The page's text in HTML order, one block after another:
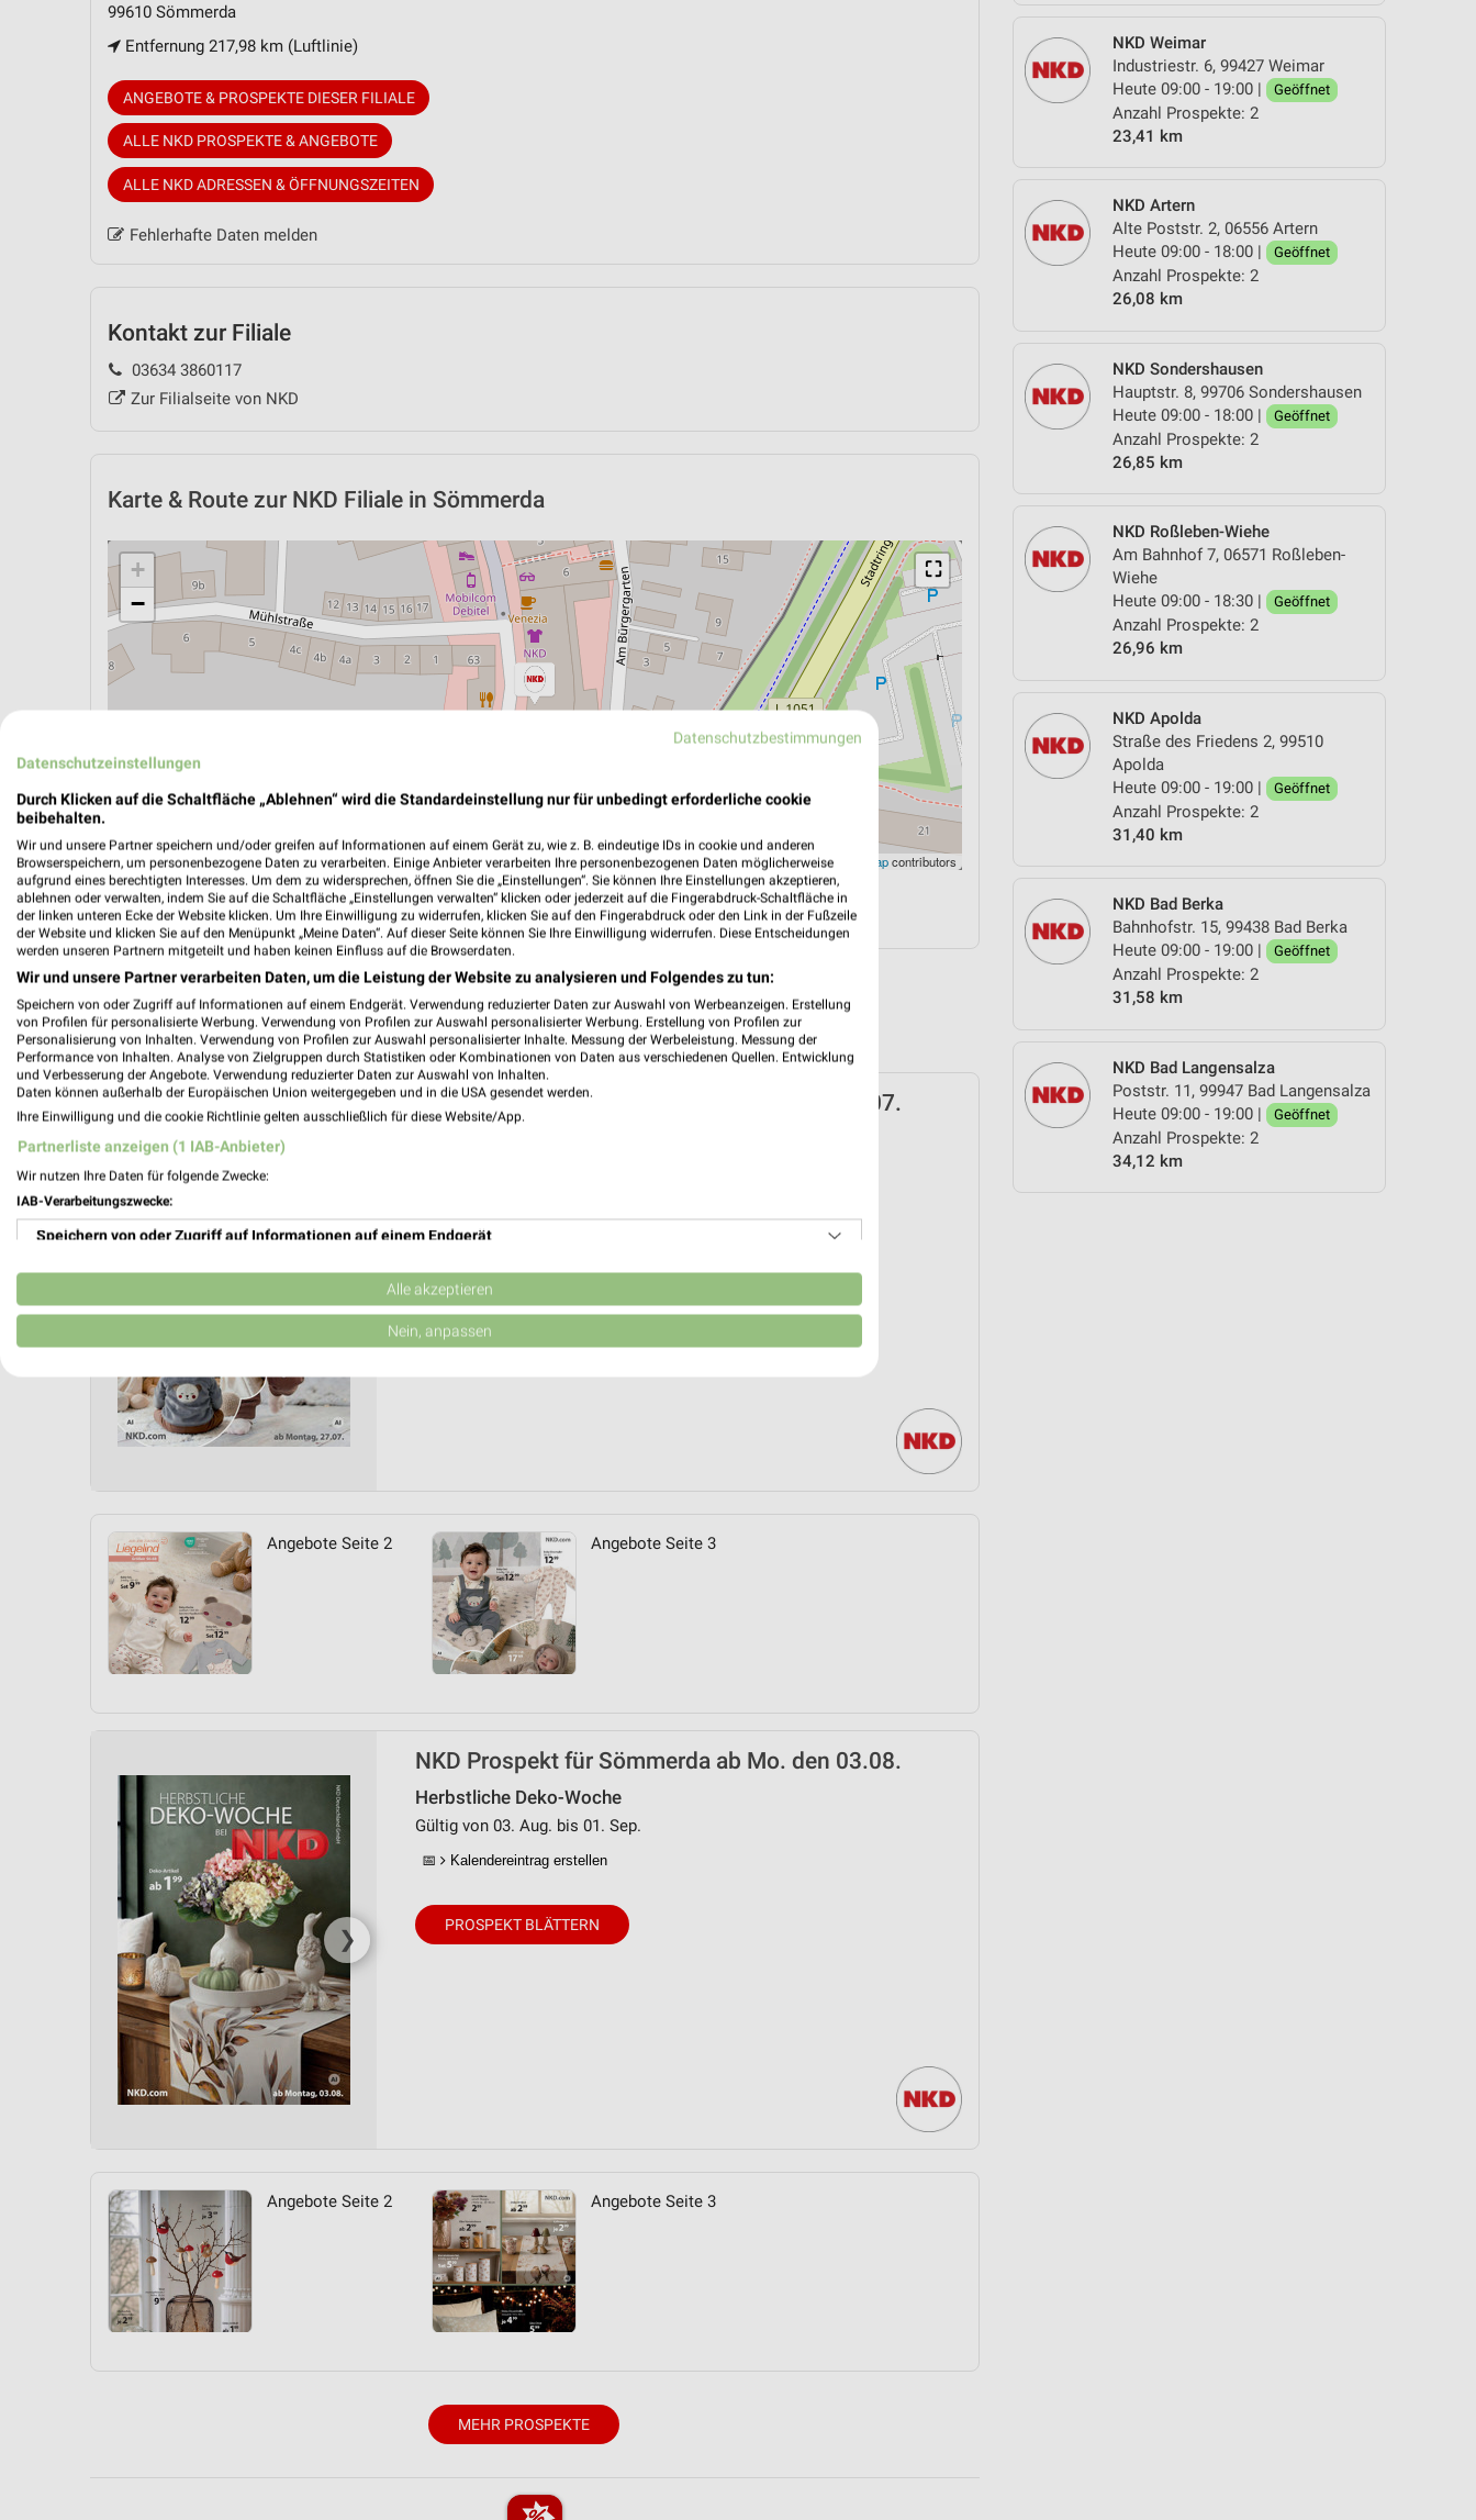
NKD Weimar
Industriestr. 6, 99427 Weimar
Heute 09:00 - 19:00 |
Geöffnet
Anzahl Prospekte: 2
23,41 km
NKD Artern
Alte Poststr. 2, 06556 Artern
Heute 09:00 - 18:00 |
Geöffnet
Anzahl Prospekte: 2
26,08 km
NKD Sondershausen
Hauptstr. 8, 99706 Sondershausen
Heute 09:00 - 18:00 |
Geöffnet
Anzahl Prospekte: 2
26,85 km
NKD Roßleben-Wiehe
Am Bahnhof 7, 06571 Roßleben-
Wiehe
Heute 09:00 - 18:30 |
Geöffnet
Anzahl Prospekte: 2
26,96 km
NKD Apolda
Straße des Friedens 2, 99510
Apolda
Heute 09:00 - 19:00 |
Geöffnet
Anzahl Prospekte: 2
31,40 km
NKD Bad Berka
Bahnhofstr. 15, 99438 Bad Berka
Heute 09:00 - 19:00 |
Geöffnet
Anzahl Prospekte: 2
31,58 km
NKD Bad Langensalza
Poststr. 11, 99947 Bad Langensalza
Heute 09:00 - 19:00 |
Geöffnet
Anzahl Prospekte: 2
34,12 km
99610 Sömmerda
Entfernung 217,98 km (Luftlinie)
ANGEBOTE & PROSPEKTE DIESER FILIALE
ALLE NKD PROSPEKTE & ANGEBOTE
ALLE NKD ADRESSEN & ÖFFNUNGSZEITEN
Fehlerhafte Daten melden
Kontakt zur Filiale
03634 3860117
Zur Filialseite von NKD
Karte & Route zur NKD Filiale in Sömmerda
⛶
+
−
Leaflet|©OpenStreetMapcontributors
ÖPNV ANZEIGEN LADESÄULEN ANZEIGEN NAVIGATION MIT GOOGLE/IOS MAPS
Aktuelle Angebote in dieser Filiale
Anzahl Prospekte: 2
Letztes Prospektupdate: vor 10 Tagen
❯
NKD Prospekt für Sömmerda ab Mo. den 27.07.
Angebote Seite 2 Angebote Seite 3
❯
NKD Prospekt für Sömmerda ab Mo. den 03.08.
Herbstliche Deko-Woche
Gültig von 03. Aug. bis 01. Sep.
📅 Kalendereintrag erstellen
PROSPEKT BLÄTTERN
Angebote Seite 2 Angebote Seite 3
MEHR PROSPEKTE
Datenschutzbestimmungen
Datenschutzeinstellungen
Durch Klicken auf die Schaltfläche „Ablehnen“ wird die Standardeinstellung nur für unbedingt erforderliche cookie
beibehalten.
Wir und unsere Partner speichern und/oder greifen auf Informationen auf einem Gerät zu, wie z. B. eindeutige IDs in cookie und anderen
Browserspeichern, um personenbezogene Daten zu verarbeiten. Einige Anbieter verarbeiten Ihre personenbezogenen Daten möglicherweise
aufgrund eines berechtigten Interesses. Um dem zu widersprechen, öffnen Sie die „Einstellungen“. Sie können Ihre Einstellungen akzeptieren,
ablehnen oder verwalten, indem Sie auf die Schaltfläche „Einstellungen verwalten“ klicken oder jederzeit auf die Fingerabdruck-Schaltfläche in
der linken unteren Ecke der Website klicken. Um Ihre Einwilligung zu widerrufen, klicken Sie auf den Fingerabdruck oder den Link in der Fußzeile
der Website und klicken Sie auf den Menüpunkt „Meine Daten“. Auf dieser Seite können Sie Ihre Einwilligung widerrufen. Diese Entscheidungen
werden unseren Partnern mitgeteilt und haben keinen Einfluss auf die Browserdaten.
Wir und unsere Partner verarbeiten Daten, um die Leistung der Website zu analysieren und Folgendes zu tun:
Speichern von oder Zugriff auf Informationen auf einem Endgerät. Verwendung reduzierter Daten zur Auswahl von Werbeanzeigen. Erstellung
von Profilen für personalisierte Werbung. Verwendung von Profilen zur Auswahl personalisierter Werbung. Erstellung von Profilen zur
Personalisierung von Inhalten. Verwendung von Profilen zur Auswahl personalisierter Inhalte. Messung der Werbeleistung. Messung der
Performance von Inhalten. Analyse von Zielgruppen durch Statistiken oder Kombinationen von Daten aus verschiedenen Quellen. Entwicklung
und Verbesserung der Angebote. Verwendung reduzierter Daten zur Auswahl von Inhalten.
Daten können außerhalb der Europäischen Union weitergegeben und in die USA gesendet werden.
Ihre Einwilligung und die cookie Richtlinie gelten ausschließlich für diese Website/App.
Partnerliste anzeigen (1 IAB-Anbieter)
Wir nutzen Ihre Daten für folgende Zwecke:
IAB-Verarbeitungszwecke:
Speichern von oder Zugriff auf Informationen auf einem Endgerät
Verwendung reduzierter Daten zur Auswahl von Werbeanzeigen
Erstellung von Profilen für personalisierte Werbung
Erstellung von Profilen zur Personalisierung von Inhalten
Messung der Performance von Inhalten
Analyse von Zielgruppen durch Statistiken oder Kombinationen von Daten aus verschiedenen
Entwicklung und Verbesserung der Angebote
Verwendung genauer Standortdaten
Geräte anhand von aktiv angeforderten Informationen identifizieren
Alle akzeptieren
Nein, anpassen